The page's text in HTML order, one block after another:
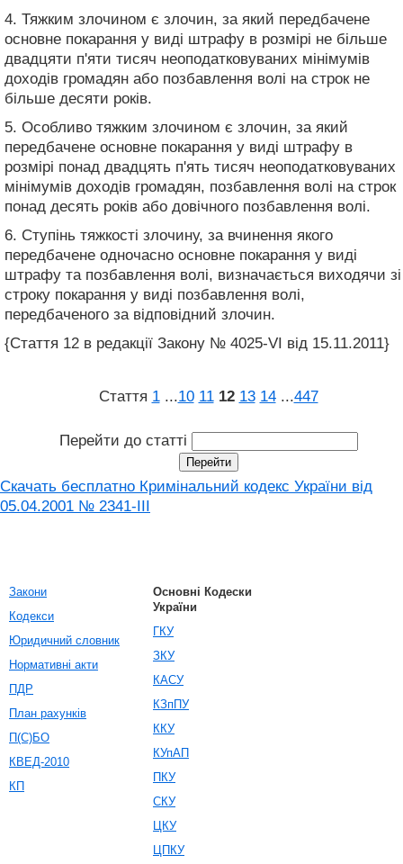
4. Тяжким злочином є злочин, за який передбачене
основне покарання у виді штрафу в розмірі не більше
двадцяти п'яти тисяч неоподатковуваних мінімумів
доходів громадян або позбавлення волі на строк не
більше десяти років.
5. Особливо тяжким злочином є злочин, за який
передбачене основне покарання у виді штрафу в
розмірі понад двадцять п'ять тисяч неоподатковуваних
мінімумів доходів громадян, позбавлення волі на строк
понад десять років або довічного позбавлення волі.
6. Ступінь тяжкості злочину, за вчинення якого
передбачене одночасно основне покарання у виді
штрафу та позбавлення волі, визначається виходячи зі
строку покарання у виді позбавлення волі,
передбаченого за відповідний злочин.
{Стаття 12 в редакції Закону № 4025-VI від 15.11.2011}
Стаття 1 ...10 11 12 13 14 ...447
Перейти до статті
Скачать бесплатно Кримінальний кодекс України від
05.04.2001 № 2341-III
Закони
Кодекси
Юридичний словник
Нормативні акти
ПДР
План рахунків
П(С)БО
КВЕД-2010
КП
Основні Кодески
України
ГКУ
ЗКУ
КАСУ
КЗпПУ
ККУ
КУпАП
ПКУ
СКУ
ЦКУ
ЦПКУ